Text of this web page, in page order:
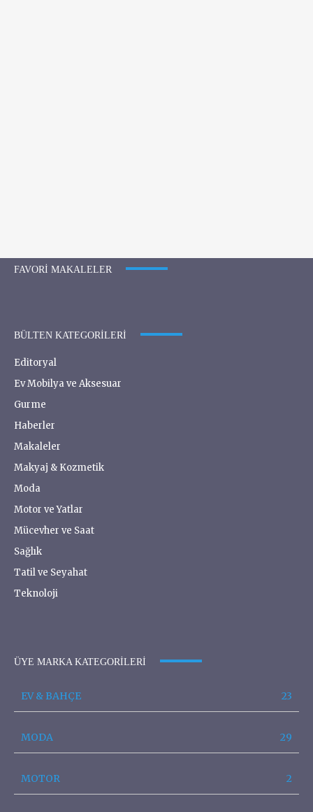
FAVORI MAKALELER
BÜLTEN KATEGORILERI
Editoryal
Ev Mobilya ve Aksesuar
Gurme
Haberler
Makaleler
Makyaj & Kozmetik
Moda
Motor ve Yatlar
Mücevher ve Saat
Sağlık
Tatil ve Seyahat
Teknoloji
ÜYE MARKA KATEGORILERI
EV & BAHÇE 23
MODA 29
MOTOR 2